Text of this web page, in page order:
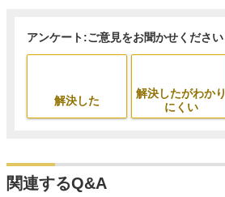
アンケート:ご意見をお聞かせください
解決した
解決したがわかり
にくい
関連するQ&A